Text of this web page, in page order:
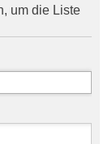
um die Liste